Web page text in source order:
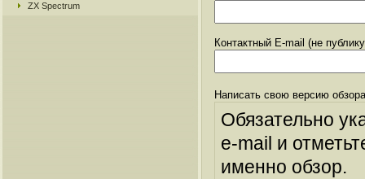
ZX Spectrum
Контактный E-mail (не
Написать свою версию
Обязательно
e-mail и
именно обзор.